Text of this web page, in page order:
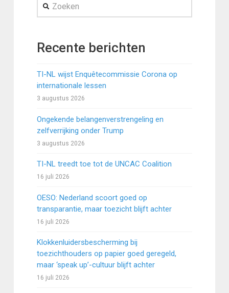
Zoeken
Recente berichten
TI-NL wijst Enquêtecommissie Corona op
internationale lessen
3 augustus 2026
Ongekende belangenverstrengeling en
zelfverrijking onder Trump
3 augustus 2026
TI-NL treedt toe tot de UNCAC Coalition
16 juli 2026
OESO: Nederland scoort goed op
transparantie, maar toezicht blijft achter
16 juli 2026
Klokkenluidersbescherming bij
toezichthouders op papier goed geregeld,
maar ‘speak up’-cultuur blijft achter
16 juli 2026